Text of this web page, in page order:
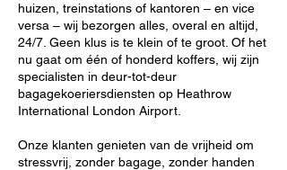
huizen, treinstations of kantoren – en vice
versa – wij bezorgen alles, overal en altijd,
24/7. Geen klus is te klein of te groot. Of het
nu gaat om één of honderd koffers, wij zijn
specialisten in deur-tot-deur
bagagekoeriersdiensten op Heathrow
International London Airport.
Onze klanten genieten van de vrijheid om
stressvrij, zonder bagage, zonder handen